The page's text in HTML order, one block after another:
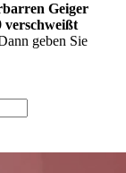
Geiger
verschweißt
geben Sie